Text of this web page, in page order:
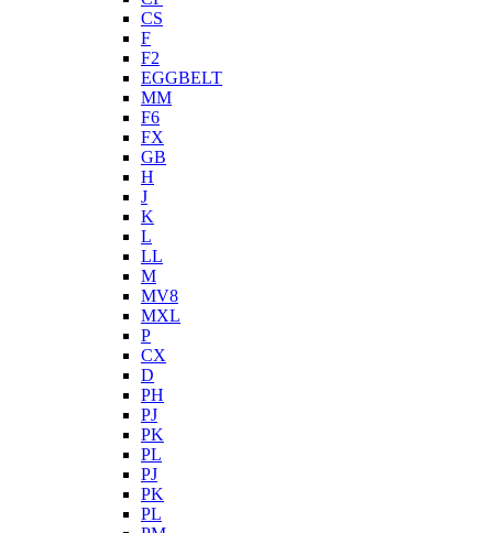
CS
F
F2
EGGBELT
MM
F6
FX
GB
H
J
K
L
LL
M
MV8
MXL
P
CX
D
PH
PJ
PK
PL
PJ
PK
PL